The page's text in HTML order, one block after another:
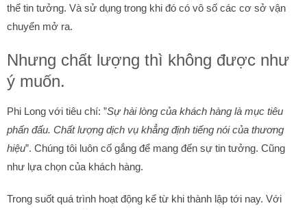
thể tin tưởng. Và sử dụng trong khi đó có vô số các cơ sở vận
chuyển mở ra.
Nhưng chất lượng thì không được như
ý muốn.
Phi Long với tiêu chí: ”Sự hài lòng của khách hàng là mục tiêu
phấn đấu. Chất lượng dịch vụ khẳng định tiếng nói của thương
hiệu”. Chúng tôi luôn cố gắng để mang đến sự tin tưởng. Cũng
như lựa chọn của khách hàng.
Trong suốt quá trình hoạt động kể từ khi thành lập tới nay. Với